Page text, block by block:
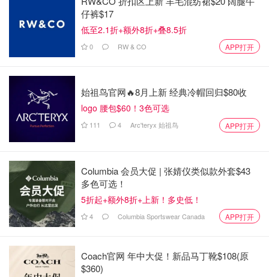
仔裤$17
低至2.1折+额外8折+叠8.5折
0 RW & CO APP打开
始祖鸟官网🔥8月上新 经典冷帽回归$80收
logo 腰包$60！3色可选
111 4 Arc'teryx 始祖鸟 APP打开
Columbia 会员大促 | 张婧仪类似款外套$43
多色可选！
5折起+额外8折+上新！多史低！
4 Columbia Sportswear Canada APP打开
Coach官网 年中大促！新品马丁靴$108(原
$360)